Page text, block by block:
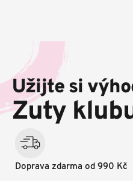
a
í
Užijte si
Zuty
Doprava zdarma od 990 Kč